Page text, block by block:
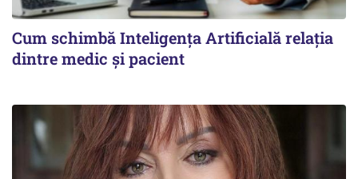
Cum schimbă Inteligența Artificială relația
dintre medic și pacient